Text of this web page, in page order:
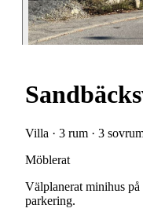
Villa · 3 rum · 3
Möblerat
Välplanerat minihus på
parkering.